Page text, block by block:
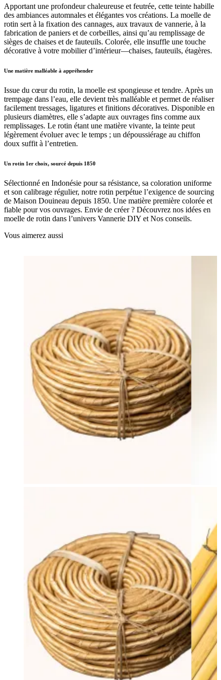
Apportant une profondeur chaleureuse et feutrée, cette teinte habille
des ambiances automnales et élégantes vos créations. La moelle de
rotin sert à la fixation des cannages, aux travaux de vannerie, à la
fabrication de paniers et de corbeilles, ainsi qu’au remplissage de
sièges de chaises et de fauteuils. Colorée, elle insuffle une touche
décorative à votre mobilier d’intérieur—chaises, fauteuils, étagères.
Une matière malléable à appréhender
Issue du cœur du rotin, la moelle est spongieuse et tendre. Après un
trempage dans l’eau, elle devient très malléable et permet de réaliser
facilement tressages, ligatures et finitions décoratives. Disponible en
plusieurs diamètres, elle s’adapte aux ouvrages fins comme aux
remplissages. Le rotin étant une matière vivante, la teinte peut
légèrement évoluer avec le temps ; un dépoussiérage au chiffon
doux suffit à l’entretien.
Un rotin 1er choix, sourcé depuis 1850
Sélectionné en Indonésie pour sa résistance, sa coloration uniforme
et son calibrage régulier, notre rotin perpétue l’exigence de sourcing
de Maison Douineau depuis 1850. Une matière première colorée et
fiable pour vos ouvrages. Envie de créer ? Découvrez nos idées en
moelle de rotin dans l’univers Vannerie DIY et Nos conseils.
Vous aimerez aussi